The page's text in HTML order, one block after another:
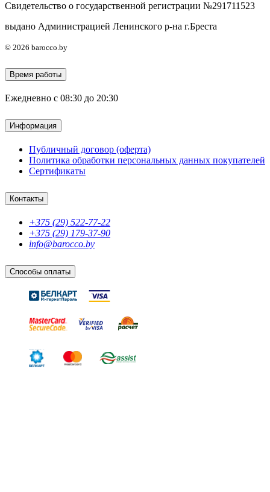
Свидетельство о государственной регистрации №291711523
выдано Администрацией Ленинского р-на г.Бреста
© 2026 barocco.by
Время работы
Ежедневно с 08:30 до 20:30
Информация
Публичный договор (оферта)
Политика обработки персональных данных покупателей
Сертификаты
Контакты
+375 (29) 522-77-22
+375 (29) 179-37-90
info@barocco.by
Способы оплаты